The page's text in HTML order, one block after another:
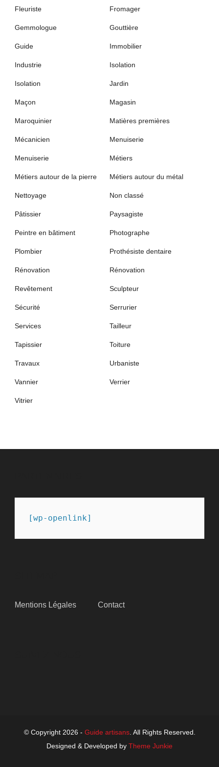
Fleuriste Fromager
Gemmologue Gouttière
Guide Immobilier
Industrie Isolation
Isolation Jardin
Maçon Magasin
Maroquinier Matières premières
Mécanicien Menuiserie
Menuiserie Métiers
Métiers autour de la pierre Métiers autour du métal
Nettoyage Non classé
Pâtissier Paysagiste
Peintre en bâtiment Photographe
Plombier Prothésiste dentaire
Rénovation Rénovation
Revêtement Sculpteur
Sécurité Serrurier
Services Tailleur
Tapissier Toiture
Travaux Urbaniste
Vannier Verrier
Vitrier
[wp-openlink]
Mentions Légales Contact
© Copyright 2026 - Guide artisans. All Rights Reserved.
Designed & Developed by Theme Junkie